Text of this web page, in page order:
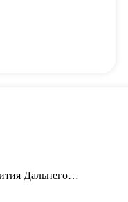
Дальнего…